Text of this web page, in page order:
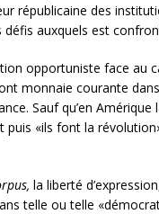
républicaine des
auxquels est
opportuniste face au
monnaie courante
Sauf qu’en
«ils font la
la liberté
telle ou telle